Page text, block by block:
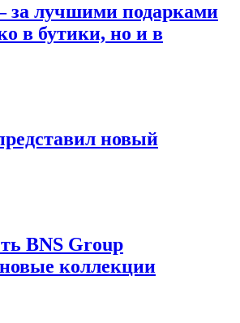
за лучшими подарками
в бутики, но и в
новый
BNS Group
коллекции